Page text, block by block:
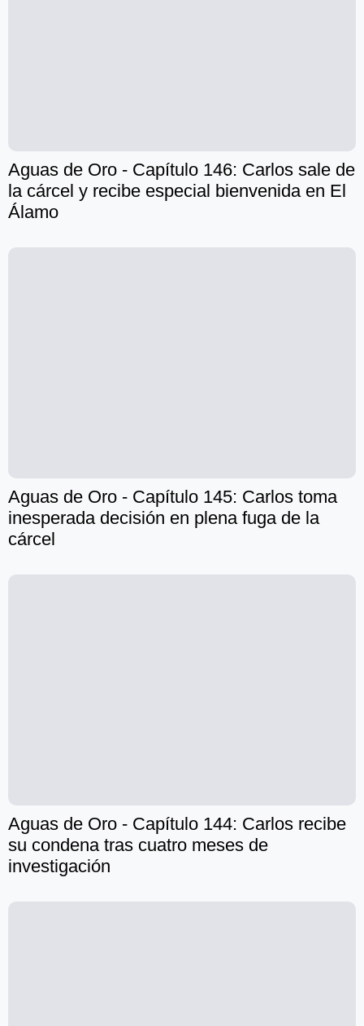
Aguas de Oro - Capítulo 146: Carlos sale de
la cárcel y recibe especial bienvenida en El
Álamo
Aguas de Oro - Capítulo 145: Carlos toma
inesperada decisión en plena fuga de la
cárcel
Aguas de Oro - Capítulo 144: Carlos recibe
su condena tras cuatro meses de
investigación